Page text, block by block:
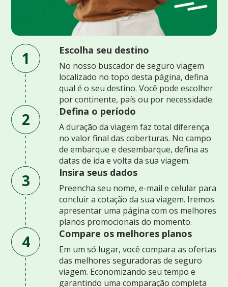
1 Escolha seu destino
No nosso buscador de seguro viagem
localizado no topo desta página, defina
qual é o seu destino. Você pode escolher
por continente, país ou por necessidade.
2 Defina o período
A duração da viagem faz total diferença
no valor final das coberturas. No campo
de embarque e desembarque, defina as
datas de ida e volta da sua viagem.
3 Insira seus dados
Preencha seu nome, e-mail e celular para
concluir a cotação da sua viagem. Iremos
apresentar uma página com os melhores
planos promocionais do momento.
4 Compare os melhores planos
Em um só lugar, você compara as ofertas
das melhores seguradoras de seguro
viagem. Economizando seu tempo e
garantindo uma comparação completa